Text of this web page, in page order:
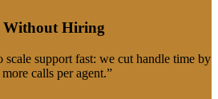
Without Hiring
scale support fast: we cut handle time by
calls per agent.”